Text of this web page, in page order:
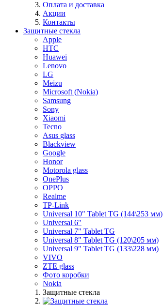
Оплата и доставка
Акции
Контакты
Защитные стекла
Apple
HTC
Huawei
Lenovo
LG
Meizu
Microsoft (Nokia)
Samsung
Sony
Xiaomi
Tecno
Asus glass
Blackview
Google
Honor
Motorola glass
OnePlus
OPPO
Realme
TP-Link
Universal 10" Tablet TG (144\253 мм)
Universal 6"
Universal 7" Tablet TG
Universal 8" Tablet TG (120\205 мм)
Universal 9" Tablet TG (133\228 мм)
VIVO
ZTE glass
Фото коробки
Nokia
Защитные стекла